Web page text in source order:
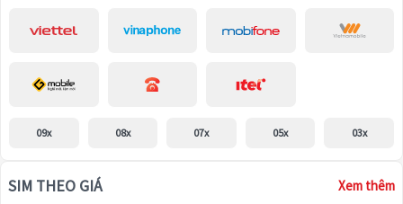
09x 08x 07x 05x 03x
SIM THEO GIÁ Xem thêm